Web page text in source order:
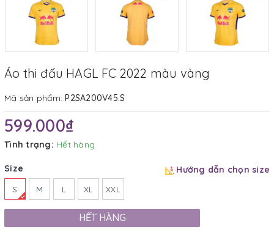
Áo thi đấu HAGL FC 2022 màu vàng
Mã sản phẩm:P2SA200V45.S
599.000₫
Tình trạng: Hết hàng
Size Hướng dẫn chọn size
S M L XL XXL
HẾT HÀNG